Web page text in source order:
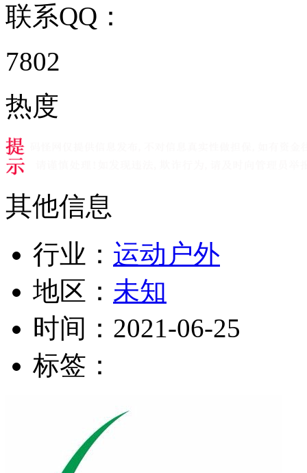
联系QQ：
7802
热度
其他信息
行业： 运动户外
地区： 未知
时间： 2021-06-25
标签：